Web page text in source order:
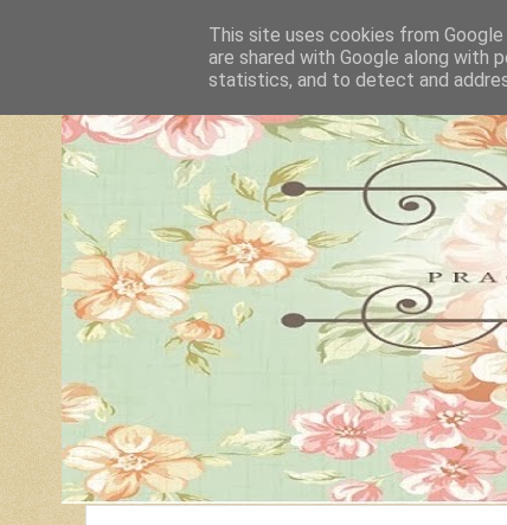
This site uses cookies from
are shared with Google along with
statistics, and to detect and